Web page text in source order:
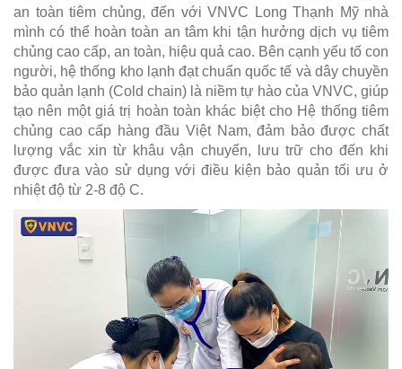
an toàn tiêm chủng, đến với VNVC Long Thạnh Mỹ nhà
mình có thể hoàn toàn an tâm khi tận hưởng dịch vụ tiêm
chủng cao cấp, an toàn, hiệu quả cao. Bên cạnh yếu tố con
người, hệ thống kho lạnh đạt chuẩn quốc tế và dây chuyền
bảo quản lạnh (Cold chain) là niềm tự hào của VNVC, giúp
tạo nên một giá trị hoàn toàn khác biệt cho Hệ thống tiêm
chủng cao cấp hàng đầu Việt Nam, đảm bảo được chất
lượng vắc xin từ khâu vận chuyển, lưu trữ cho đến khi
được đưa vào sử dụng với điều kiện bảo quản tối ưu ở
nhiệt độ từ 2-8 độ C.